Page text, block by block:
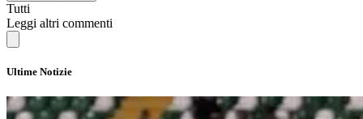
Tutti
Leggi altri commenti
Ultime Notizie